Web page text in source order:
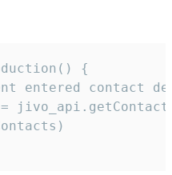
{
entered contact